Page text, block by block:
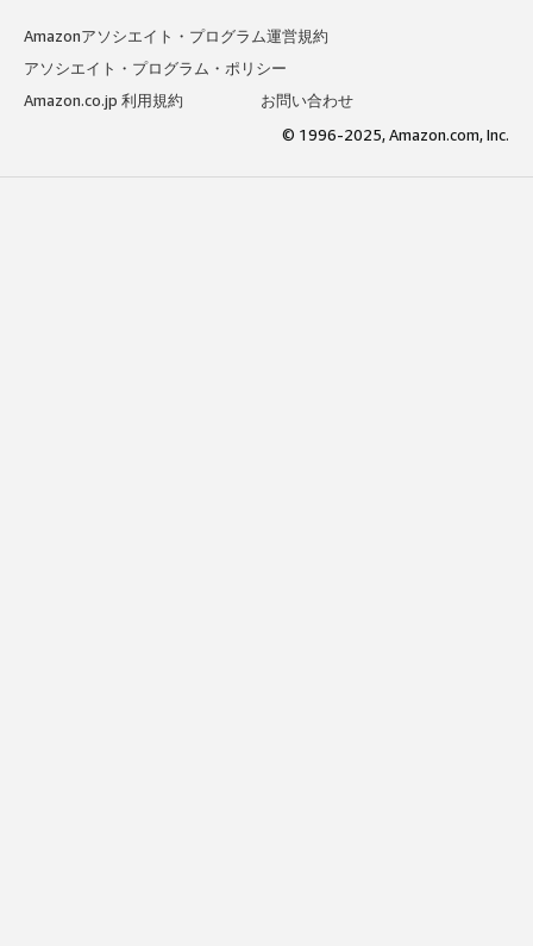
Amazonアソシエイト・プログラム運営規約
アソシエイト・プログラム・ポリシー
Amazon.co.jp 利用規約
お問い合わせ
© 1996-2025, Amazon.com, Inc.